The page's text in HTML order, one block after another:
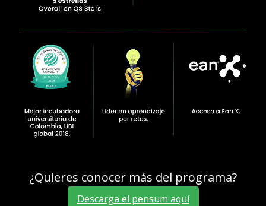
¿Quieres conocer más del programa?
Descarga el pensum aquí